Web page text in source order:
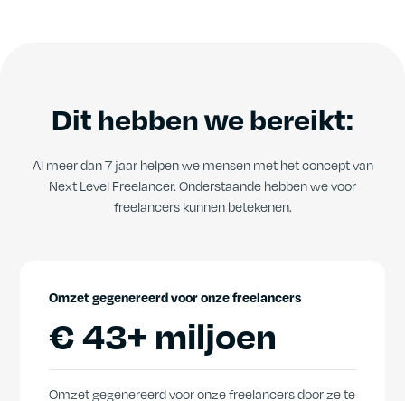
Dit hebben we bereikt:
Al meer dan 7 jaar helpen we mensen met het concept van
Next Level Freelancer. Onderstaande hebben we voor
freelancers kunnen betekenen.
Omzet gegenereerd voor onze freelancers
€43+ miljoen
Omzet gegenereerd voor onze freelancers door ze te